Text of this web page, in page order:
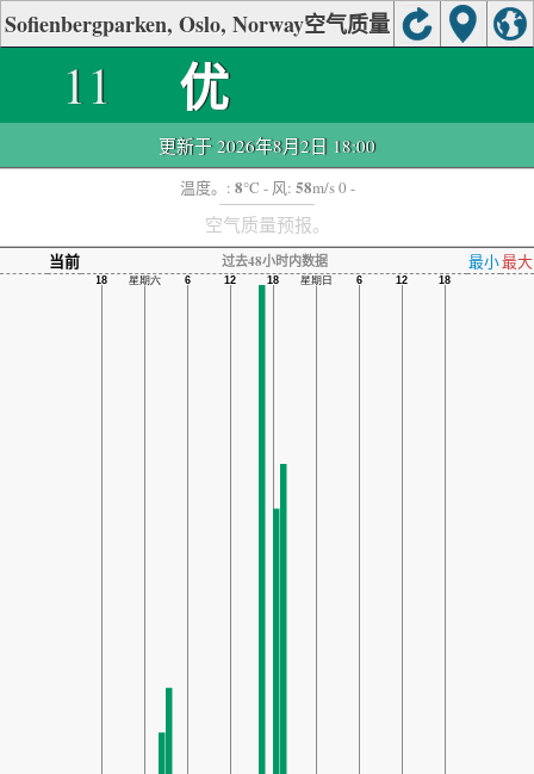
Sofienbergparken, Oslo, Norway空气质量
11 优
更新于 2026年8月2日 18:00
温度。: 8°C - 风: 58m/s 0 -
空气质量预报。
当前 过去48小时内数据 最小最大